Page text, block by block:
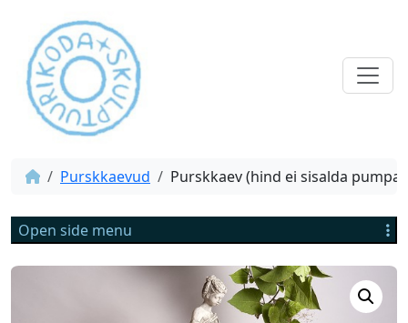
Purskkaevud Purskkaev (hind ei sisalda pumpa)
Open side menu